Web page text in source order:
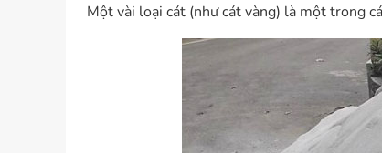
Một vài loại cát (như cát vàng) là một trong